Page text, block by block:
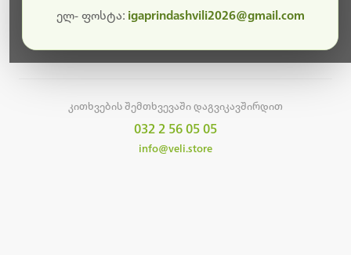
კითხვების შემთხვევაში დაგვიკავშირდით
032 2 56 05 05
info@veli.store
ელ- ფოსტა: igaprindashvili2026@gmail.com